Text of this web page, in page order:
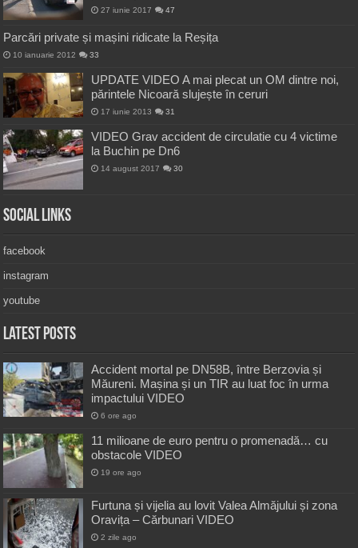
27 iunie 2017 47
Parcări private și mașini ridicate la Reșița
10 ianuarie 2012 33
UPDATE VIDEO A mai plecat un OM dintre noi,
părintele Nicoară slujește în ceruri
17 iunie 2013 31
VIDEO Grav accident de circulatie cu 4 victime
la Buchin pe Dn6
14 august 2017 30
Social Links
facebook
instagram
youtube
Latest Posts
Accident mortal pe DN58B, între Berzovia și
Măureni. Mașina și un TIR au luat foc în urma
impactului VIDEO
6 ore ago
11 milioane de euro pentru o promenadă… cu
obstacole VIDEO
19 ore ago
Furtuna și vijelia au lovit Valea Almăjului și zona
Oravița – Cărbunari VIDEO
2 zile ago